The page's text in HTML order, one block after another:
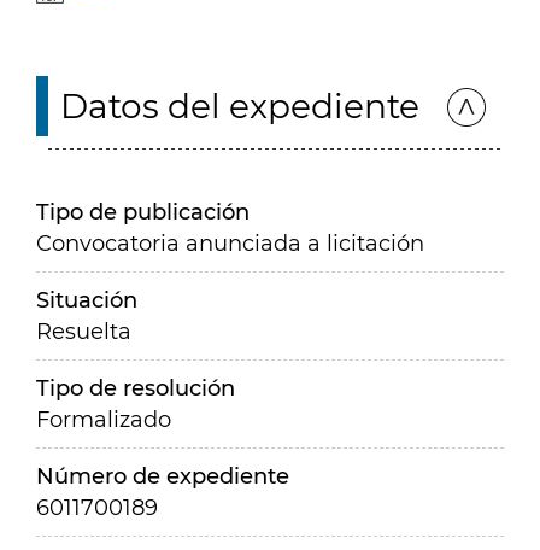
Datos del expediente
Tipo de publicación
Convocatoria anunciada a licitación
Situación
Resuelta
Tipo de resolución
Formalizado
Número de expediente
6011700189